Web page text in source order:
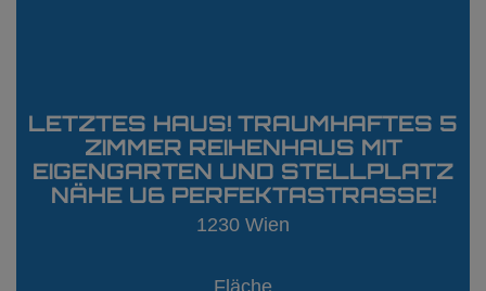
LETZTES HAUS! TRAUMHAFTES 5
ZIMMER REIHENHAUS MIT
EIGENGARTEN UND STELLPLATZ
NÄHE U6 PERFEKTASTRASSE!
1230 Wien
Fläche